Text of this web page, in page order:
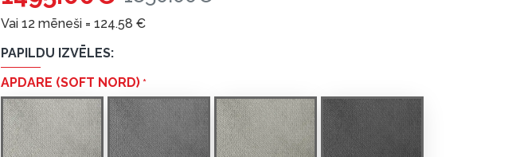
Vai 12 mēneši = 124.58 €
PAPILDU IZVĒLES:
APDARE (SOFT NORD)